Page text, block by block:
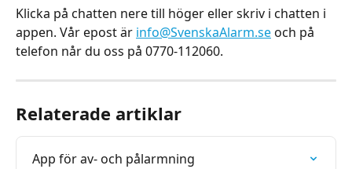
Klicka på chatten nere till höger eller skriv i chatten i
appen. Vår epost är info@SvenskaAlarm.se och på
telefon når du oss på 0770-112060.
Relaterade artiklar
App för av- och pålarmning